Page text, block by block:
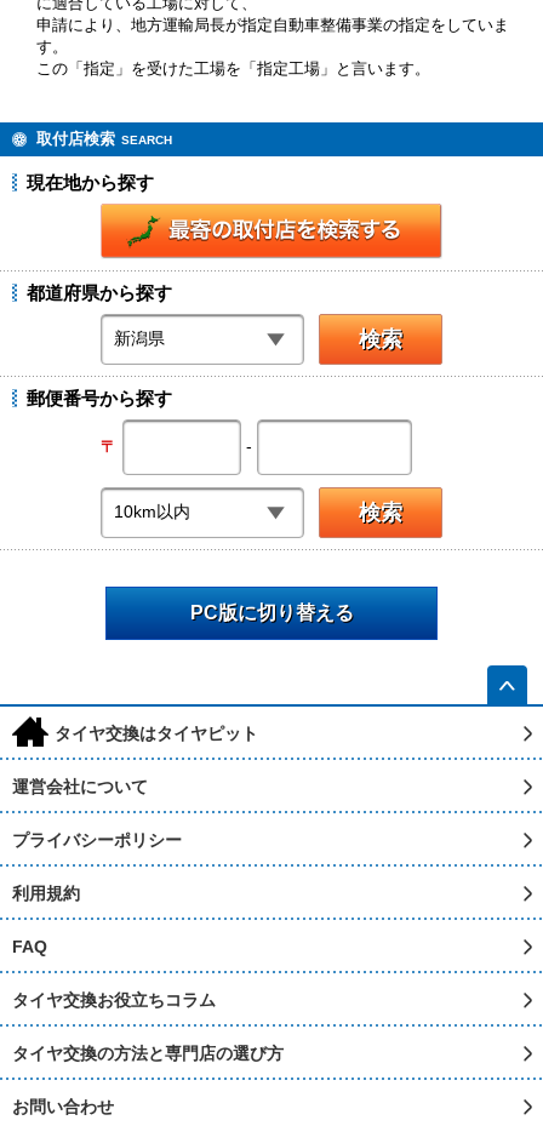
に適合している工場に対して、
申請により、地方運輸局長が指定自動車整備事業の指定をしていま
す。
この「指定」を受けた工場を「指定工場」と言います。
取付店検索 SEARCH
現在地から探す
都道府県から探す
郵便番号から探す
〒 -
PC版に切り替える
h タイヤ交換はタイヤピット
運営会社について
プライバシーポリシー
利用規約
FAQ
タイヤ交換お役立ちコラム
タイヤ交換の方法と専門店の選び方
お問い合わせ